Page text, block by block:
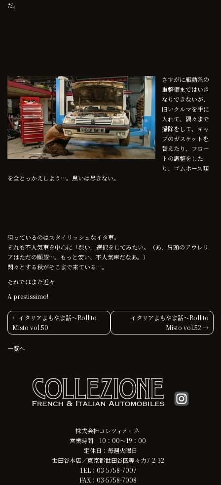
だ。
さすがに駆動系の
重整備まではいき
なりできないが、
旧いクルマを手に
入れて、隅々まで
掃除をして、キャ
ブのガスケットを
替えたり、フロー
トの調整をした
り、ゴムホース類
を全とっかえしよう…。思いは尽きない。
狙っているのはスタイリッシュなイタ車。
それも不人気車を中心に「渋い」選択をしてみたい。（あ、冒頭のアウレリ
アはただの願望…。もっと安い、不人気車だなあ。）
悶々とする秋がそこまで来ている…。
それではまた近々
A prestissimo!
投
稿
ナ
イタリアよもやま話〜Bollito
Misto vol.50
イタリアよもやま話〜Bollito
Misto vol.52
一覧へ
株式会社コレツィオーネ
営業時間 10：00～19：00
定休日：毎週火曜日
世田谷本店／東京都世田谷区等々力7-2-32
TEL：03-5758-7007
FAX：03-5758-7008